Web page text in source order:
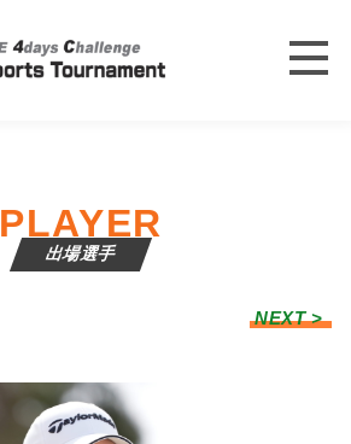
PLAYER
出場選手
NEXT >